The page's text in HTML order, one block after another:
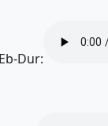
Dur: